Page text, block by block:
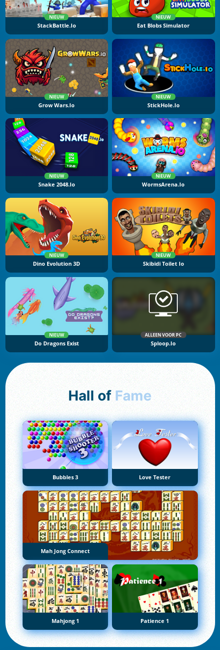
NIEUW
StackBattle.io
NIEUW
Eat Blobs Simulator
NIEUW
Grow Wars.io
NIEUW
StickHole.io
NIEUW
Snake 2048.io
NIEUW
WormsArena.io
NIEUW
Dino Evolution 3D
NIEUW
Skibidi Toilet Io
NIEUW
Do Dragons Exist
ALLEEN VOOR PC
Sploop.io
Hall of Fame
Bubbles 3 Love Tester
Mah Jong Connect
Mahjong 1 Patience 1